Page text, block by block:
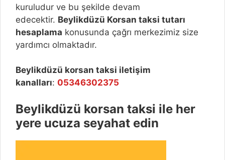
kuruludur ve bu şekilde devam
edecektir. Beylikdüzü Korsan taksi tutarı
hesaplama konusunda çağrı merkezimiz size
yardımcı olmaktadır.
Beylikdüzü korsan taksi iletişim
kanalları: 05346302375
Beylikdüzü korsan taksi ile her
yere ucuza seyahat edin